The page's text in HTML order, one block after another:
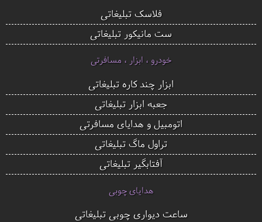
فلاسک تبلیغاتی
ست مانیکور تبلیغاتی
خودرو ، ابزار ، مسافرتی
ابزار چند کاره تبلیغاتی
جعبه ابزار تبلیغاتی
اتومبیل و هدایای مسافرتی
تراول ماگ تبلیغاتی
آفتابگیر تبلیغاتی
هدایای چوبی
ساعت دیواری چوبی تبلیغاتی